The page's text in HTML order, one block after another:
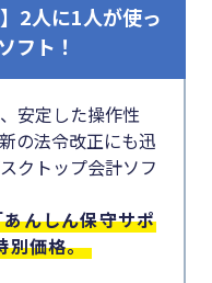
2人に1人が使っ
フト！
安定した操作性
の法令改正にも迅
クトップ会計ソフ
んしん保守サポ
別価格。